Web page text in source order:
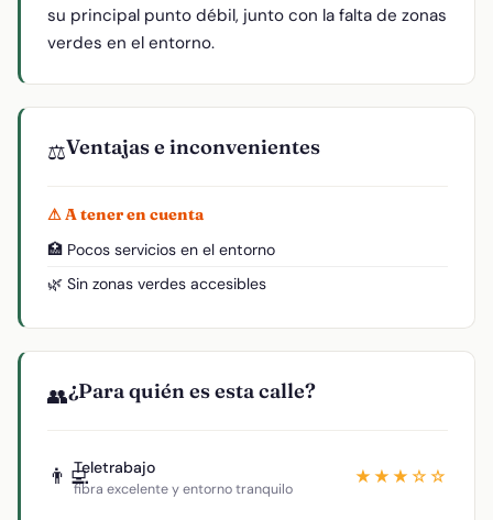
su principal punto débil, junto con la falta de zonas
verdes en el entorno.
⚖️Ventajas e inconvenientes
⚠ A tener en cuenta
🏥 Pocos servicios en el entorno
🌿 Sin zonas verdes accesibles
👥¿Para quién es esta calle?
👨‍💻Teletrabajo
fibra excelente y entorno tranquilo
★★★☆☆